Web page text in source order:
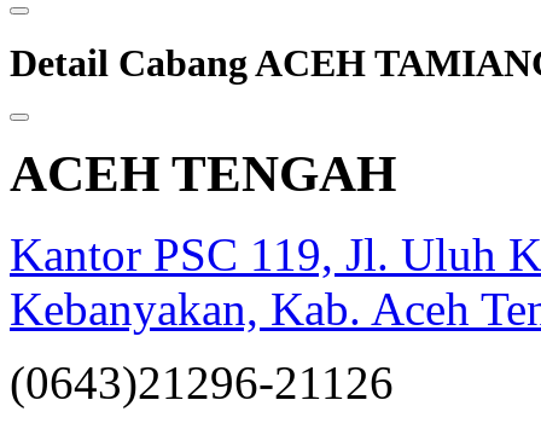
Detail Cabang ACEH
ACEH TENGAH
Kantor PSC 119, Jl. Uluh
Kebanyakan, Kab. Aceh
(0643)21296-21126